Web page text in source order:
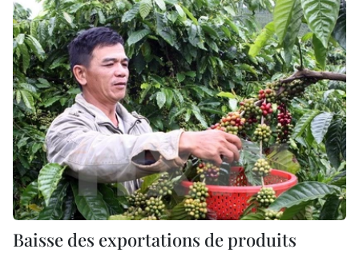
Baisse des exportations de produits